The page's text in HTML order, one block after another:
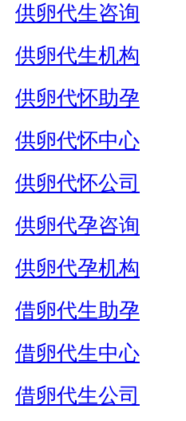
供卵代生咨询
供卵代生机构
供卵代怀助孕
供卵代怀中心
供卵代怀公司
供卵代孕咨询
供卵代孕机构
借卵代生助孕
借卵代生中心
借卵代生公司